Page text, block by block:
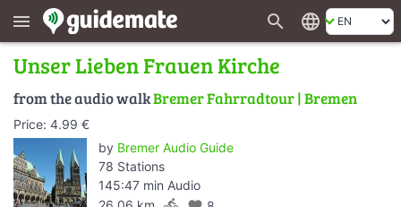
menu search language
Unser Lieben Frauen Kirche
from the audio walkBremer Fahrradtour | Bremen
Price: 4.99 €
by Bremer Audio Guide
78 Stations
145:47 min Audio